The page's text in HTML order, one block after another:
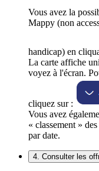
Vous avez la
Mappy (non
handicap) en
La carte affiche
voyez à l'écran.
cliquez sur :
Vous avez
« classement »
par date.
4. Consulter les